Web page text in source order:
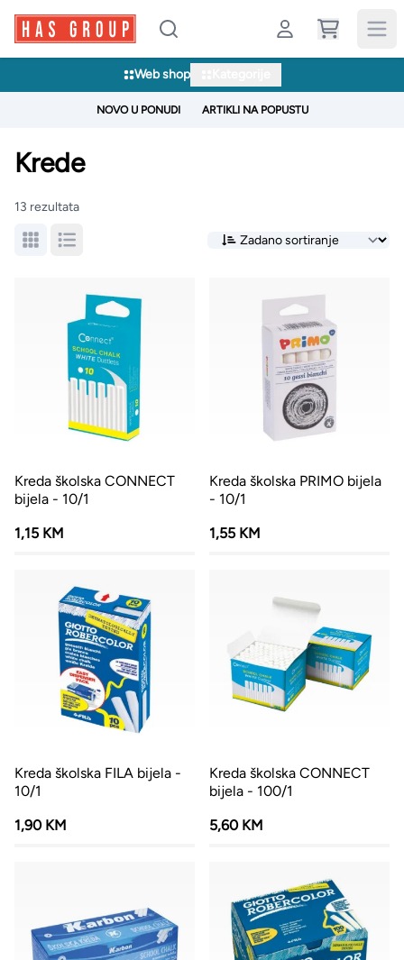
Web shop
NOVO U PONUDI ARTIKLI NA POPUSTU
Krede
13 rezultata
Kreda školska CONNECT
bijela - 10/1
1,15 KM
Kreda školska PRIMO bijela
- 10/1
1,55 KM
Kreda školska FILA bijela -
10/1
1,90 KM
Kreda školska CONNECT
bijela - 100/1
5,60 KM